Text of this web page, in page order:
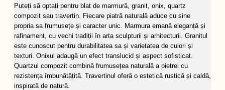
Puteți să optați pentru blat de marmură, granit, onix, quartz
compozit sau travertin. Fiecare piatră naturală aduce cu sine
propria sa frumusețe și caracter unic. Marmura emană eleganță și
rafinament, cu vechi tradiții în arta sculpturii și arhitecturii. Granitul
este cunoscut pentru durabilitatea sa și varietatea de culori și
texturi. Onixul adaugă un efect translucid și aspect sofisticat.
Quartzul compozit combină frumusețea naturală a pietrei cu
rezistența îmbunătățită. Travertinul oferă o estetică rustică și caldă,
inspirată de natură.